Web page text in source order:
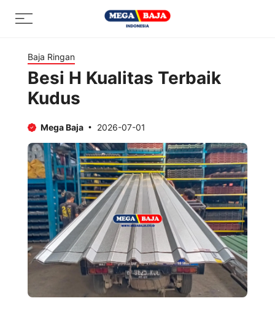
Menu
Baja Ringan
Besi H Kualitas Terbaik
Kudus
Mega Baja 2026-07-01